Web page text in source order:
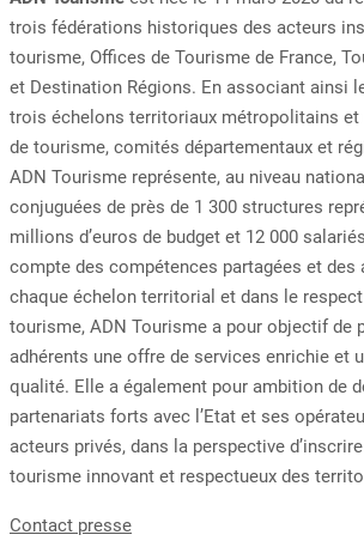
trois fédérations historiques des acteurs
tourisme, Offices de Tourisme de France,
et Destination Régions. En associant ainsi
trois échelons territoriaux métropolitains
de tourisme, comités départementaux et
ADN Tourisme représente, au niveau
conjuguées de près de 1 300 structures
millions d’euros de budget et 12 000
compte des compétences partagées et des
chaque échelon territorial et dans le
tourisme, ADN Tourisme a pour objectif de
adhérents une offre de services enrichie et
qualité. Elle a également pour ambition de
partenariats forts avec l’Etat et ses
acteurs privés, dans la perspective
tourisme innovant et respectueux des
Contact presse